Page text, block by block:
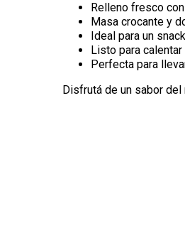
Relleno fresco
Masa crocante y
Ideal para un
Listo para
Perfecta para
Disfrutá de un sabor